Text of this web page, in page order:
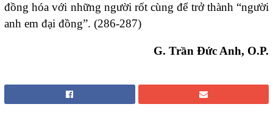
đồng hóa với những người rốt cùng để trở thành “người
anh em đại đồng”. (286-287)
G. Trần Đức Anh, O.P.